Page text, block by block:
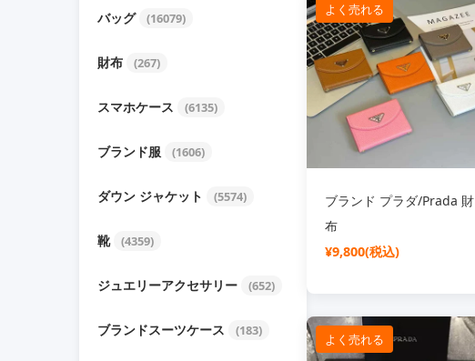
バッグ (16079)
財布 (267)
スマホケース (6135)
ブランド服 (1606)
ダウン ジャケット (5574)
靴 (4359)
ジュエリーアクセサリー (652)
ブランドスーツケース (183)
よく売れる
ブランド プラダ/Prada 財
布
¥9,800(税込)
よく売れる